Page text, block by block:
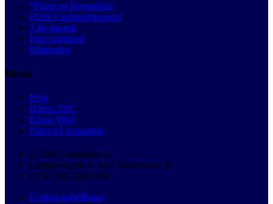
*Priser og besparelser
FDM Værkstedskontrol
3 års garanti
Find værksted
Bilmærker
Bilråd
Blog
Bilens ABC
Bilens Wiki
Priser på reparation
© 2026 Autobutler.dk
Langebrogade 4, 1411 København K
CVR: DK32891799
Cookie-indstillinger